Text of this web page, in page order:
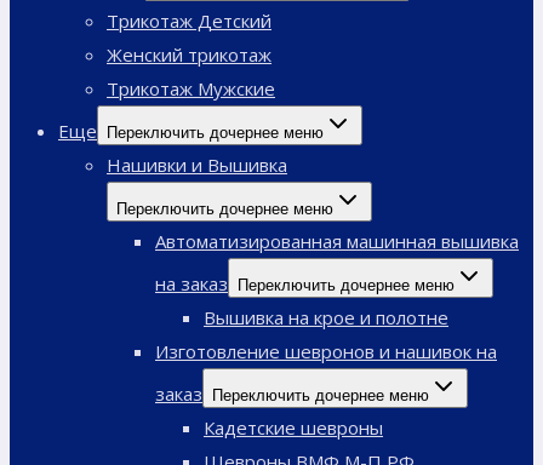
Трикотаж Детский
Женский трикотаж
Трикотаж Мужские
Еще
Переключить дочернее меню
Нашивки и Вышивка
Переключить дочернее меню
Автоматизированная машинная вышивка
на заказ
Переключить дочернее меню
Вышивка на крое и полотне
Изготовление шевронов и нашивок на
заказ
Переключить дочернее меню
Кадетские шевроны